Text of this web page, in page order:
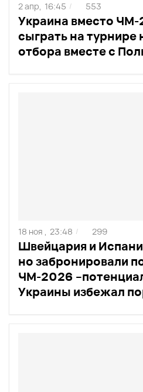
Украина вместо
сыграть на турнире
отбора вместе с
2 апр, 16:45 / 553
Швейцария и
но забронировали
ЧМ-2026
Украины избежал
18 ноя , 23:48 / 299